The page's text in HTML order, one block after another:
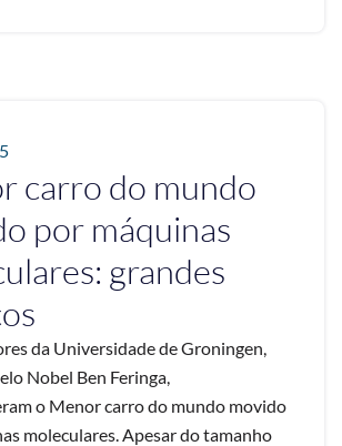
carro do mundo
por máquinas
grandes
da Universidade de Groningen,
Nobel Ben Feringa,
o Menor carro do mundo movido
moleculares. Apesar do tamanho